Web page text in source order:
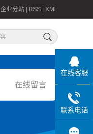
企业分站 RSS XML
在线留言
在线客服
联系电话